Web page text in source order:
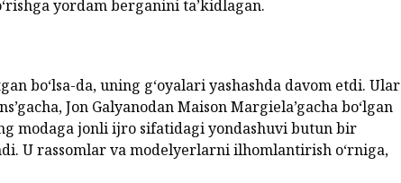
yordam berganini ta’kidlagan.
bo‘lsa-da, uning g‘oyalari yashashda davom etdi. Ular
Jon Galyanodan Maison Margiela’gacha bo‘lgan
modaga jonli ijro sifatidagi yondashuvi butun bir
U rassomlar va modelyerlarni ilhomlantirish o‘rniga,